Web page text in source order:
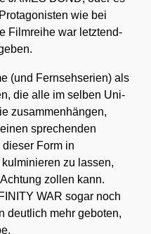
wie bei
Film­rei­he war letzt­end­
(und Fern­seh­se­ri­en) als
die alle im sel­ben Uni­
zusam­men­hän­gen,
spre­chen­den
Form in
zu las­sen,
zol­len kann.
WAR sogar noch
deut­lich mehr gebo­ten,